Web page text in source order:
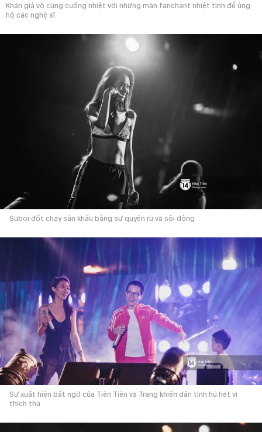
Khán giả vô cùng cuồng nhiệt với những màn fanchant nhiệt tình để ủng
hộ các nghệ sĩ.
Suboi đốt cháy sân khấu bằng sự quyến rũ và sôi động
Sự xuất hiện bất ngờ của Tiên Tiên và Trang khiến dân tình hú hét vì
thích thú